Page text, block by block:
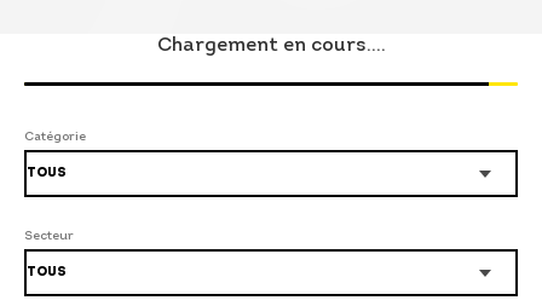
Chargement en cours....
Catégorie
Secteur